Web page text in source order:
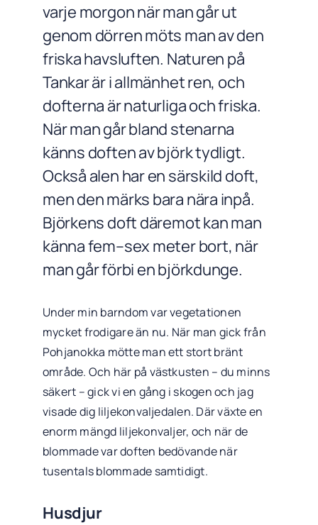
varje morgon när man går ut
genom dörren möts man av den
friska havsluften. Naturen på
Tankar är i allmänhet ren, och
dofterna är naturliga och friska.
När man går bland stenarna
känns doften av björk tydligt.
Också alen har en särskild doft,
men den märks bara nära inpå.
Björkens doft däremot kan man
känna fem–sex meter bort, när
man går förbi en björkdunge.
Under min barndom var vegetationen
mycket frodigare än nu. När man gick från
Pohjanokka mötte man ett stort bränt
område. Och här på västkusten – du minns
säkert – gick vi en gång i skogen och jag
visade dig liljekonvaljedalen. Där växte en
enorm mängd liljekonvaljer, och när de
blommade var doften bedövande när
tusentals blommade samtidigt.
Husdjur